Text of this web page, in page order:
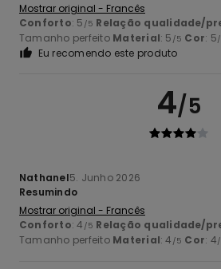
Mostrar original - Francês
Conforto: 5 /5 Relação qualidade/
Tamanho perfeito Material: 5 /5 Cor: 5
Eu recomendo este produto
4/5
Nathanel5. Junho 2026
Resumindo
Mostrar original - Francês
Conforto: 4 /5 Relação qualidade/
Tamanho perfeito Material: 4 /5 Cor: 4